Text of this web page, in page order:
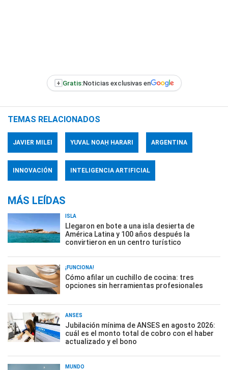
+ Gratis:Noticias exclusivas en
TEMAS RELACIONADOS
JAVIER MILEI YUVAL NOAḤ HARARI ARGENTINA
INNOVACIÓN INTELIGENCIA ARTIFICIAL
MÁS LEÍDAS
ISLA
Llegaron en bote a una isla desierta de
América Latina y 100 años después la
convirtieron en un centro turístico
¡FUNCIONA!
Cómo afilar un cuchillo de cocina: tres
opciones sin herramientas profesionales
ANSES
Jubilación mínima de ANSES en agosto 2026:
cuál es el monto total de cobro con el haber
actualizado y el bono
MUNDO